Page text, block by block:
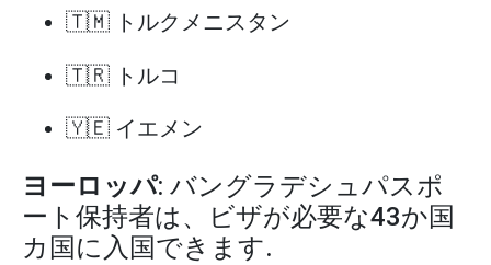
🇹🇲 トルクメニスタン
🇹🇷 トルコ
🇾🇪 イエメン
ヨーロッパ: バングラデシュパスポ
ート保持者は、ビザが必要な43か国
カ国に入国できます.